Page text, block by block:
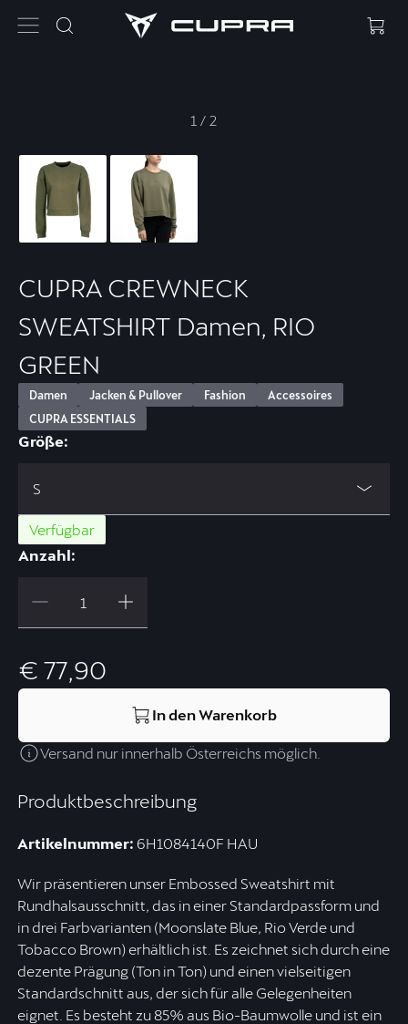
1 / 2
Produktbeschreibung
Artikelnummer: 6H1084140F HAU
Wir präsentieren unser Embossed Sweatshirt mit
Rundhalsausschnitt, das in einer Standardpassform und
in drei Farbvarianten (Moonslate Blue, Rio Verde und
Tobacco Brown) erhältlich ist. Es zeichnet sich durch eine
dezente Prägung (Ton in Ton) und einen vielseitigen
Standardschnitt aus, der sich für alle Gelegenheiten
eignet. Es besteht zu 85% aus Bio-Baumwolle und ist ein
CUPRA CREWNECK
SWEATSHIRT Damen, RIO
GREEN
Damen Jacken & Pullover Fashion
Accessoires
CUPRA ESSENTIALS
Größe:
S
Verfügbar
Anzahl:
€ 77,90
In den Warenkorb
Versand nur innerhalb Österreichs möglich.